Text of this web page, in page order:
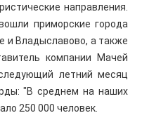
направления.
приморские города
и Владыславово, а также
компании Мачей
летний месяц
"В среднем на наших
250 000 человек.